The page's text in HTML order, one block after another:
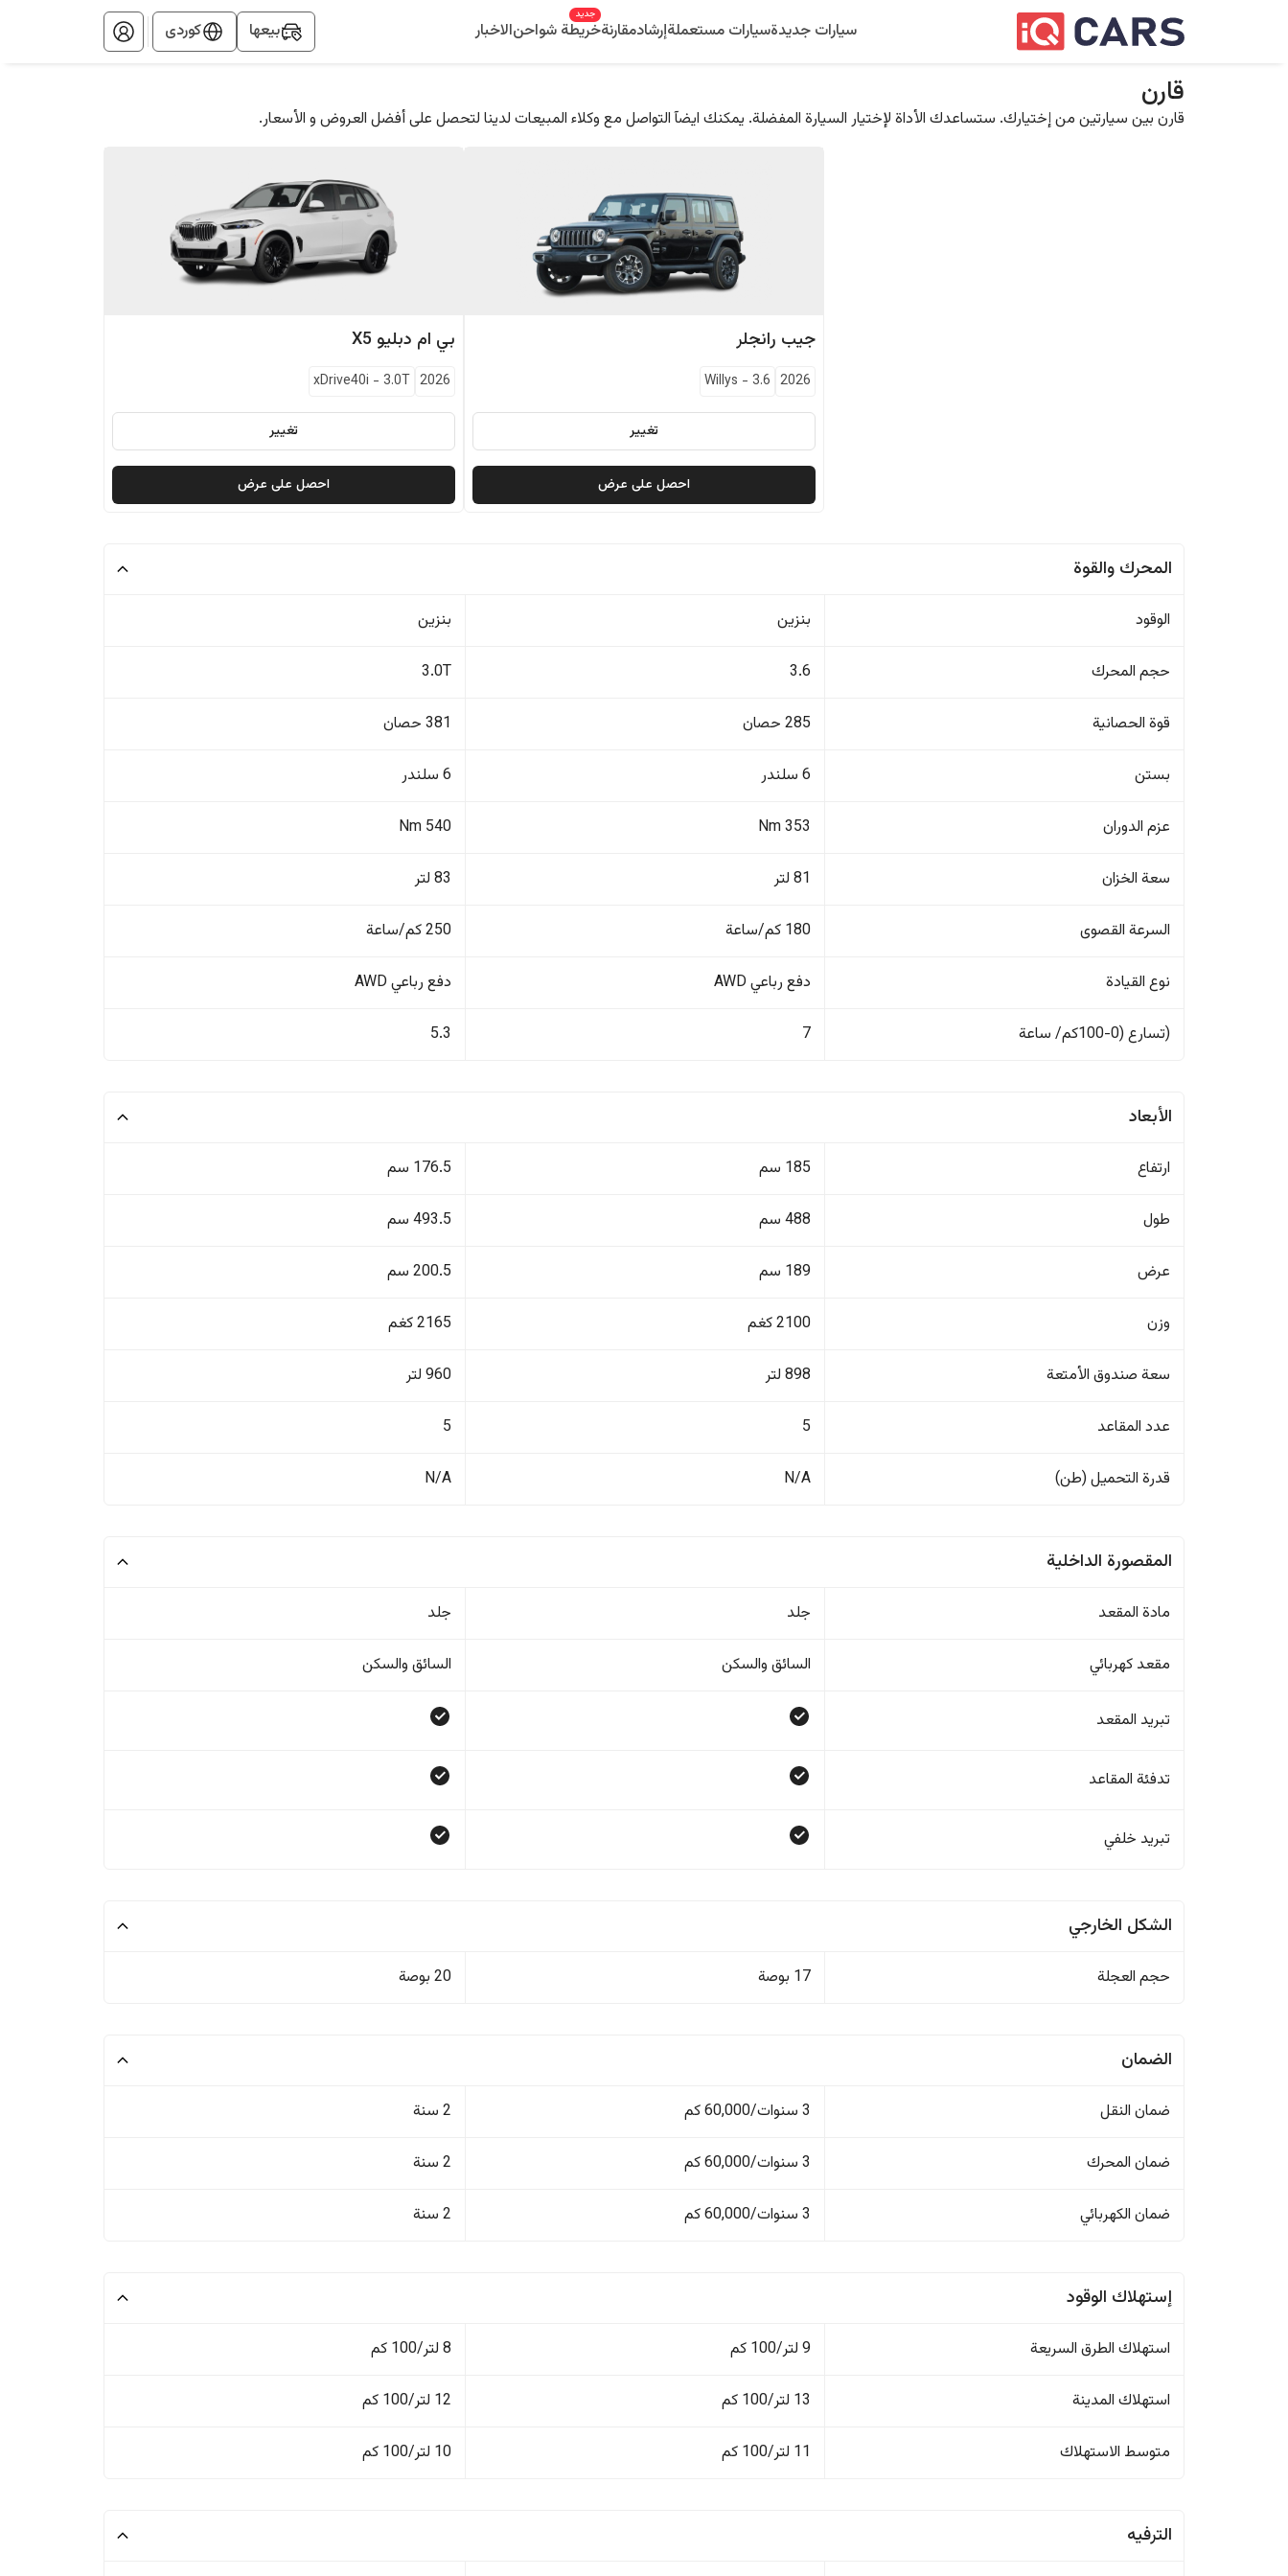
سيارات جديدةسيارات مستعملةإرشادمقارنةخريطة شواحن
جديد
الاخبار بيعها کوردی
قارن
قارن بين سيارتين من إختيارك. ستساعدك الأداة لإختيار السيارة المفضلة. يمكنك ايضآ التواصل مع وكلاء المبيعات لدينا لتحصل على أفضل العروض و الأسعار.
جيب رانجلر
2026
Willys - 3.6
تغيير
احصل على عرض
بي ام دبليو X5
2026
xDrive40i - 3.0T
تغيير
احصل على عرض
المحرك والقوة
الوقود بنزين بنزين
حجم المحرك 3.6
3.0T
قوة الحصانية 285 حصان 381 حصان
بستن 6 سلندر 6 سلندر
عزم الدوران 353 Nm
540 Nm
سعة الخزان 81 لتر 83 لتر
السرعة القصوى 180 كم/ساعة 250 كم/ساعة
نوع القيادة دفع رباعي AWD دفع رباعي AWD
(تسارع (0-100كم/ ساعة 7
5.3
الأبعاد
ارتفاع 185 سم 176.5 سم
طول 488 سم 493.5 سم
عرض 189 سم 200.5 سم
وزن 2100 كغم 2165 كغم
سعة صندوق الأمتعة 898 لتر 960 لتر
عدد المقاعد 5
5
قدرة التحميل (طن) N/A
N/A
المقصورة الداخلية
مادة المقعد جلد جلد
مقعد كهربائي السائق والسکن السائق والسکن
تبريد المقعد
تدفئة المقاعد
تبريد خلفي
الشكل الخارجي
حجم العجلة 17 بوصة 20 بوصة
الضمان
ضمان النقل 3 سنوات/60,000 كم 2 سنة
ضمان المحرك 3 سنوات/60,000 كم 2 سنة
ضمان الكهربائي 3 سنوات/60,000 كم 2 سنة
إستهلاك الوقود
استهلاك الطرق السريعة 9 لتر/100 كم 8 لتر/100 كم
استهلاك المدينة 13 لتر/100 كم 12 لتر/100 كم
متوسط الاستهلاك 11 لتر/100 كم 10 لتر/100 كم
الترفيه